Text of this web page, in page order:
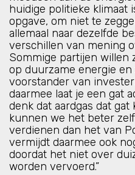
huidige politieke klimaat
opgave, om niet te
allemaal naar dezelfde
verschillen van mening
Sommige partijen willen
op duurzame energie en
voorstander van
daarmee laat je een gat
denk dat aardgas dat gat
kunnen we het beter
verdienen dan het van
vermijdt daarmee ook
doordat het niet over
worden vervoerd.”